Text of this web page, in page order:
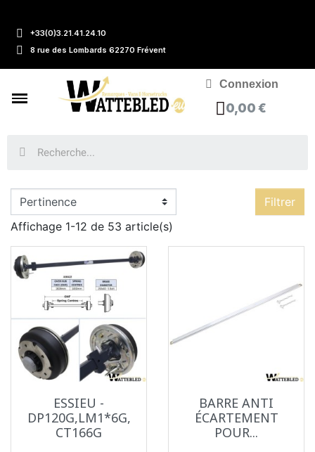
+33(0)3.21.41.24.10
8 rue des Lombards 62270 Frévent
Connexion
0,00 €
Filtrer
Affichage 1-12 de 53 article(s)
ESSIEU -
DP120G,LM1*6G,
CT166G
BARRE ANTI
ÉCARTEMENT
POUR...